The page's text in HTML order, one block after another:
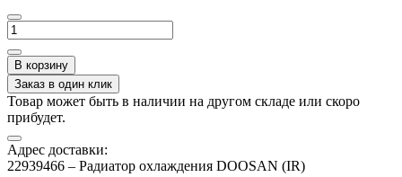
В корзину
Заказ в один клик
Товар может быть в наличии на другом складе или скоро
прибудет.
Адрес доставки:
22939466 – Радиатор охлаждения DOOSAN (IR)